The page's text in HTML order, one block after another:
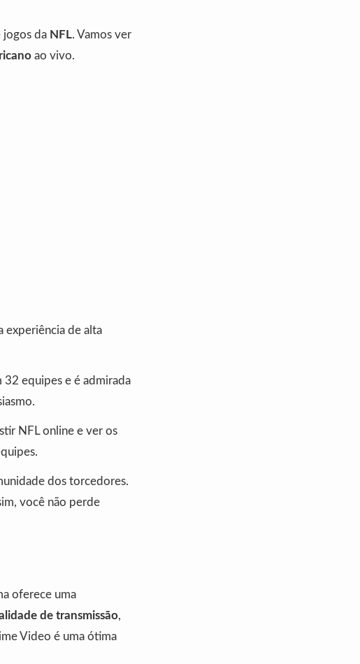
jogos da NFL. Vamos ver
ao vivo.
experiência de alta
32 equipes e é admirada
NFL online e ver os
dos torcedores.
você não perde
oferece uma
de transmissão,
Video é uma ótima